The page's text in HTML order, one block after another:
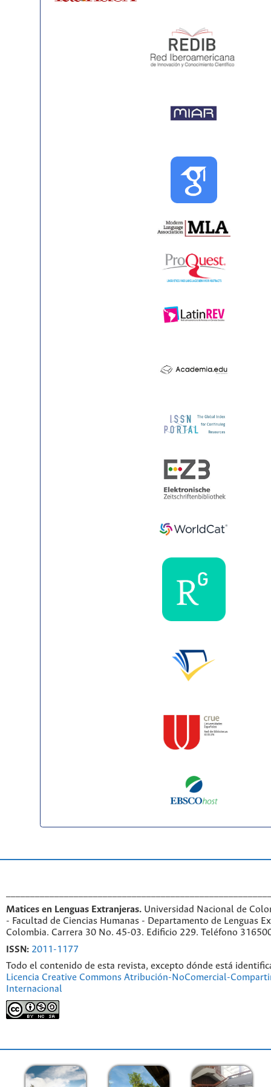
Matices en Lenguas Extranjeras. Universidad Nacional de
- Facultad de Ciencias Humanas - Departamento de Lenguas
Colombia. Carrera 30 No. 45-03. Edificio 229. Teléfono
ISSN: 2011-1177
Todo el contenido de esta revista, excepto dónde está
Licencia Creative Commons Atribución-NoComercial-
Internacional